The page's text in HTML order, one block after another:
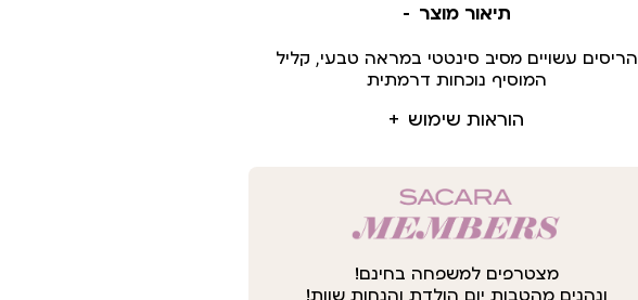
תיאור מוצר
הוראות שימוש
הריסים עשויים מסיב סינטטי במראה טבעי, קליל
המוסיף נוכחות דרמתית
מצטרפים למשפחה בחינם!
ונהנים מהטבות יום הולדת והנחות שוות!